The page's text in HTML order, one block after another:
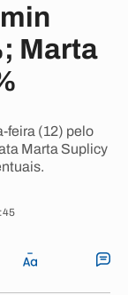
Marta
feira (12) pelo
Marta Suplicy